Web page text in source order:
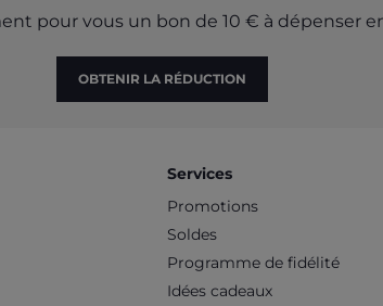
pour vous un bon de 10 € à dépenser
OBTENIR LA RÉDUCTION
Services
Promotions
Soldes
Programme de fidélité
Idées cadeaux